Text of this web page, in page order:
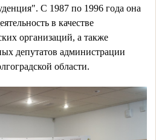
С 1987 по 1996 года она
в качестве
организаций, а также
депутатов администрации
области.